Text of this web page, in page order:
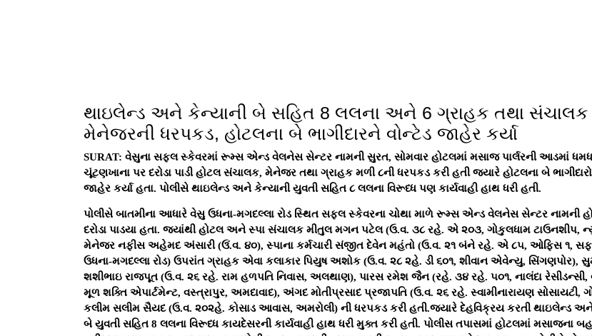
હોટલના માલિક શૈલેષ કુવરજી કેવડીયા (રહે. 83, ભક્તિનગર સોસાયટી, એ.કે. રોડ, વરાછા), ભાવેશ ભગવાન પટેલ (રહે. 10,
જલારામનગર સોસાયટી, ડુંભાલ)ને વોન્ટેડ જાહેર કર્યા હતા.
Author : Gujaratenews
RelatedArticles